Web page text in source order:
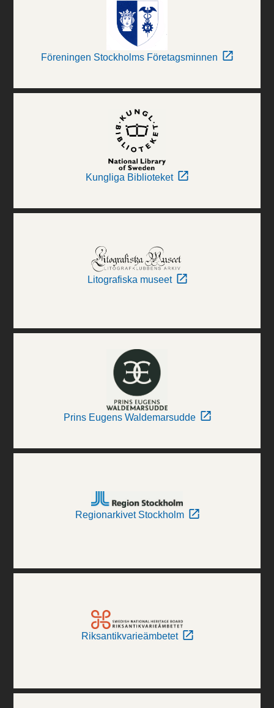
Föreningen Stockholms Företagsminnen
Kungliga Biblioteket
Litografiska museet
Prins Eugens Waldemarsudde
Regionarkivet Stockholm
Riksantikvarieämbetet